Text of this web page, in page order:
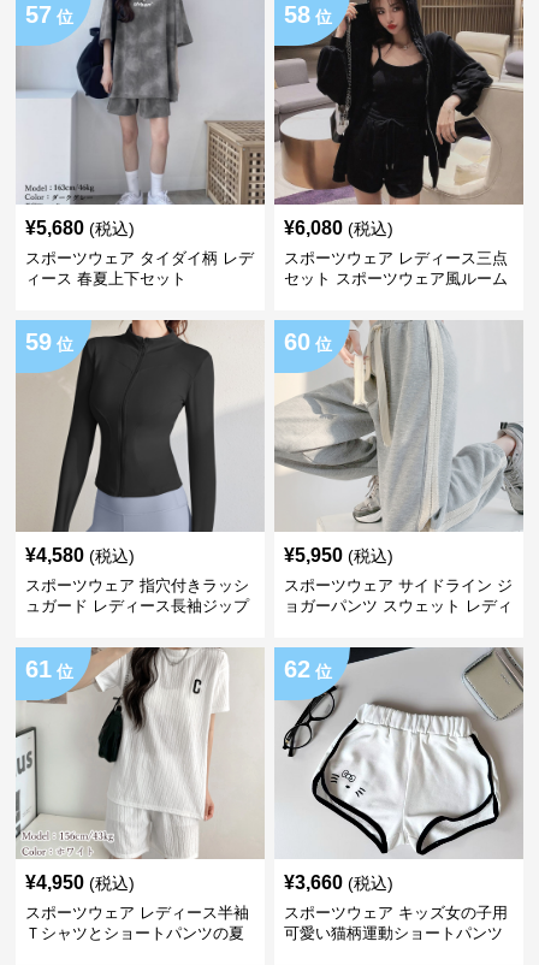
57 位
¥5,680 (税込)
スポーツウェア タイダイ柄 レデ
ィース 春夏上下セット
58 位
¥6,080 (税込)
スポーツウェア レディース三点
セット スポーツウェア風ルーム
59 位
¥4,580 (税込)
スポーツウェア 指穴付きラッシ
ュガード レディース長袖ジップ
60 位
¥5,950 (税込)
スポーツウェア サイドライン ジ
ョガーパンツ スウェット レディ
61 位
¥4,950 (税込)
スポーツウェア レディース半袖
Ｔシャツとショートパンツの夏
62 位
¥3,660 (税込)
スポーツウェア キッズ女の子用
可愛い猫柄運動ショートパンツ